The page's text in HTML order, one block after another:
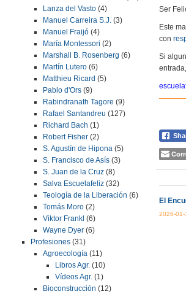
Lanza del Vasto (4)
Manuel Carreira S.J. (3)
Manuel Fraijó (4)
María Montessori (2)
Marshall B. Rosenberg (6)
Martín Lutero (6)
Matthieu Ricard (5)
Pablo d'Ors (9)
Rabindranath Tagore (9)
Rafael Santandreu (127)
Richard Bach (1)
Robert Fisher (2)
S. Agustín de Hipona (5)
S. Francisco de Asís (3)
S. Juan de la Cruz (8)
Salva Escuelafeliz (32)
Teología de la Liberación (6)
Tomás Moro (2)
Viktor Frankl (6)
Wayne Dyer (6)
Profesiones (31)
Agroecología (11)
Libros Agr. (10)
Vídeos Agr. (1)
Bioconstrucción (12)
Ser
Este
con
Si
El
2026-01-